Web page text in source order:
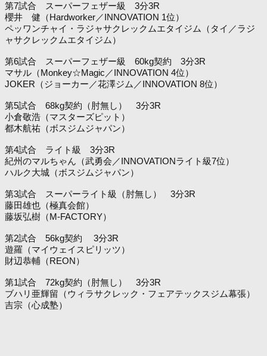
第7試合 スーパーフェザー級 3分3R
櫻井 健（Hardworker／INNOVATION 1位）
ペッワンチャイ・ラジャサクレックムエタイジム（タイ／ラジ
ャサクレックムエタイジム）
第6試合 スーパーフェザー級 60kg契約 3分3R
マサル（Monkey☆Magic／INNOVATION 4位）
JOKER（ジョーカー／花澤ジム／INNOVATION 8位）
第5試合 68kg契約（肘無し） 3分3R
小倉敬浩（マスターズピット）
都木航祐（ボスジムジャパン）
第4試合 ライト級 3分3R
紀州のマルちゃん（武勇会／INNOVATIONライト級7位）
ハルク大城（ボスジムジャパン）
第3試合 スーパーライト級（肘無し） 3分3R
藤田雄也（極真会館）
藤坂弘樹（M-FACTORY）
第2試合 56kg契約 3分3R
遊羅（マイウェイスピリッツ）
財辺恭輔（REON）
第1試合 72kg契約（肘無し） 3分3R
ブハリ亜輝留（ウィラサクレック・フェアテックスジム幕張）
吉宗（心成塾）